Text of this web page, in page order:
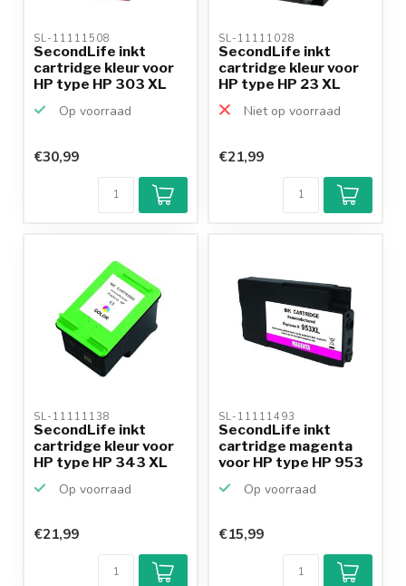
SL-11111508
SecondLife inkt
cartridge kleur voor
HP type HP 303 XL
Op voorraad
€30,99
SL-11111028
SecondLife inkt
cartridge kleur voor
HP type HP 23 XL
Niet op voorraad
€21,99
SL-11111138
SecondLife inkt
cartridge kleur voor
HP type HP 343 XL
Op voorraad
€21,99
SL-11111493
SecondLife inkt
cartridge magenta
voor HP type HP 953
Op voorraad
€15,99